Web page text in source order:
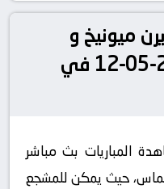
ميونيخ و
فولفسبورج بتاريخ 2024-05-12 في
المباريات بث مباشر
حيث يمكن للمشجع